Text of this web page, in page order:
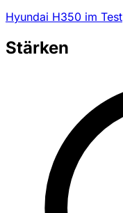
Hyundai H350 im Test
Stärken